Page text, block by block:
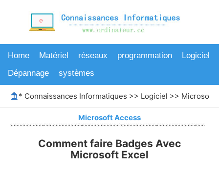
Home Matériel réseaux programmation
Logiciel
Dépannage
systèmes
* Connaissances Informatiques >> Logiciel >> Microsoft
Microsoft Access
Comment faire Badges Avec
Microsoft Excel